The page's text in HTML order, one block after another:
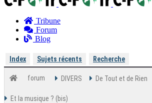
Tribune
Forum
Blog
Index Sujets récents Recherche
forum DIVERS De Tout et de Rien
Et la musique ? (bis)